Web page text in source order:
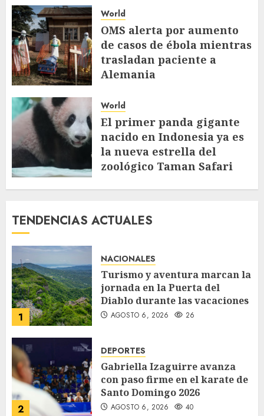
World
OMS alerta por aumento
de casos de ébola mientras
trasladan paciente a
Alemania
World
El primer panda gigante
nacido en Indonesia ya es
la nueva estrella del
zoológico Taman Safari
TENDENCIAS ACTUALES
1
NACIONALES
Turismo y aventura marcan la
jornada en la Puerta del
Diablo durante las vacaciones
AGOSTO 6, 2026 26
2
DEPORTES
Gabriella Izaguirre avanza
con paso firme en el karate de
Santo Domingo 2026
AGOSTO 6, 2026 40